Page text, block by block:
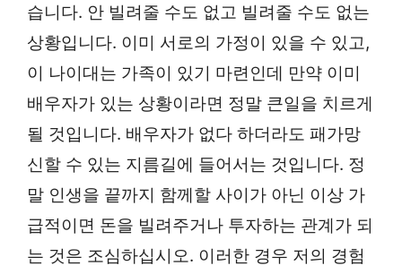
습니다. 안 빌려줄 수도 없고 빌려줄 수도 없는
상황입니다. 이미 서로의 가정이 있을 수 있고,
이 나이대는 가족이 있기 마련인데 만약 이미
배우자가 있는 상황이라면 정말 큰일을 치르게
될 것입니다. 배우자가 없다 하더라도 패가망
신할 수 있는 지름길에 들어서는 것입니다. 정
말 인생을 끝까지 함께할 사이가 아닌 이상 가
급적이면 돈을 빌려주거나 투자하는 관계가 되
는 것은 조심하십시오. 이러한 경우 저의 경험